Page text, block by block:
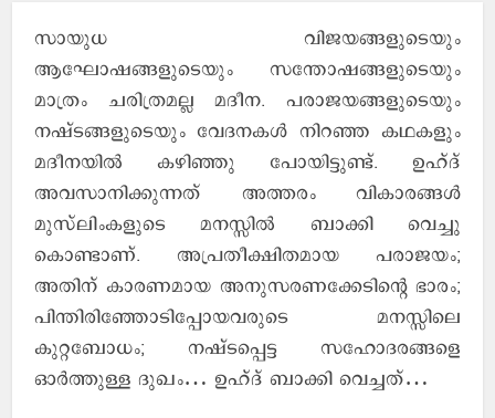
സായുധ വിജയങ്ങളുടെയും
ആഘോഷങ്ങളുടെയും സന്തോഷങ്ങളുടെയും
മാത്രം ചരിത്രമല്ല മദീന. പരാജയങ്ങളുടെയും
നഷ്ടങ്ങളുടെയും വേദനകൾ നിറഞ്ഞ കഥകളും
മദീനയിൽ കഴിഞ്ഞു പോയിട്ടുണ്ട്. ഉഹ്ദ്
അവസാനിക്കുന്നത് അത്തരം വികാരങ്ങൾ
മുസ്‌ലിംകളുടെ മനസ്സിൽ ബാക്കി വെച്ചു
കൊണ്ടാണ്. അപ്രതീക്ഷിതമായ പരാജയം;
അതിന് കാരണമായ അനുസരണക്കേടിന്റെ ഭാരം;
പിന്തിരിഞ്ഞോടിപ്പോയവരുടെ മനസ്സിലെ
കുറ്റബോധം; നഷ്ടപ്പെട്ട സഹോദരങ്ങളെ
ഓർത്തുള്ള ദുഖം… ഉഹ്ദ് ബാക്കി വെച്ചത്…